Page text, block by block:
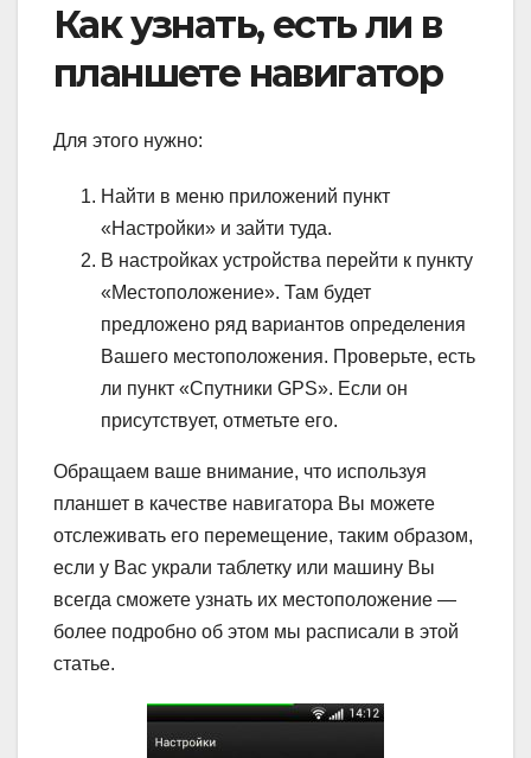
Как узнать, есть ли в
планшете навигатор
Для этого нужно:
Найти в меню приложений пункт
«Настройки» и зайти туда.
В настройках устройства перейти к пункту
«Местоположение». Там будет
предложено ряд вариантов определения
Вашего местоположения. Проверьте, есть
ли пункт «Спутники GPS». Если он
присутствует, отметьте его.
Обращаем ваше внимание, что используя
планшет в качестве навигатора Вы можете
отслеживать его перемещение, таким образом,
если у Вас украли таблетку или машину Вы
всегда сможете узнать их местоположение —
более подробно об этом мы расписали в этой
статье.